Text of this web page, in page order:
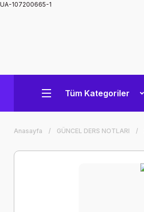
UA-107200665-1
Tüm Kategoriler
Anasayfa GÜNCEL DERS NOTLARI